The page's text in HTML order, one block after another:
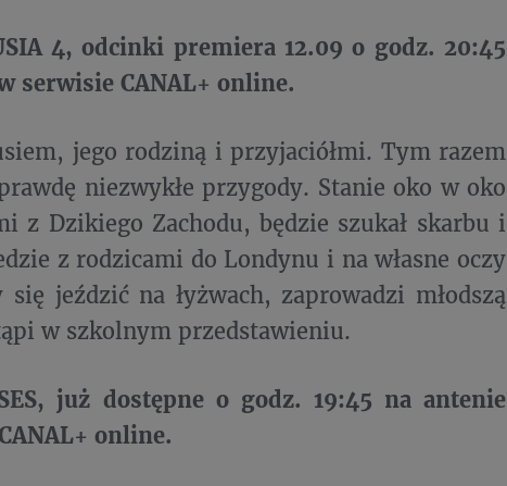
4, odcinki premiera 12.09 o godz. 20:45
serwisie CANAL+ online.
jego rodziną i przyjaciółmi. Tym razem
niezwykłe przygody. Stanie oko w oko
z Dzikiego Zachodu, będzie szukał skarbu i
z rodzicami do Londynu i na własne oczy
jeździć na łyżwach, zaprowadzi młodszą
w szkolnym przedstawieniu.
już dostępne o godz. 19:45 na antenie
online.